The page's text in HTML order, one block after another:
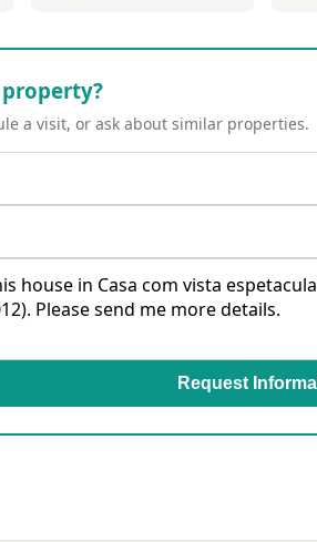
a visit, or ask about similar properties.
Request